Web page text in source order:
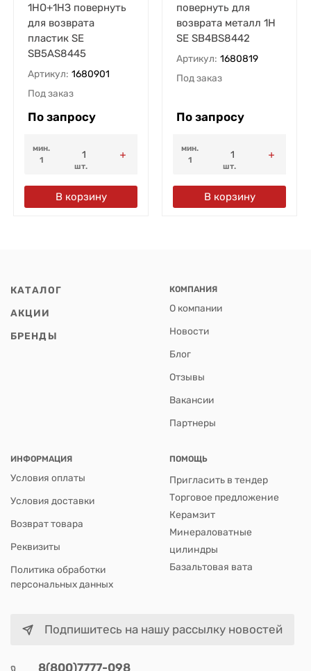
1НО+1НЗ повернуть
для возврата
пластик SE
SB5AS8445
Артикул: 1680901
Под заказ
По запросу
мин.
1
шт.
В корзину
повернуть для
возврата металл 1Н
SE SB4BS8442
Артикул: 1680819
Под заказ
По запросу
мин.
1
шт.
В корзину
КАТАЛОГ
АКЦИИ
БРЕНДЫ
КОМПАНИЯ
О компании
Новости
Блог
Отзывы
Вакансии
Партнеры
ИНФОРМАЦИЯ
Условия оплаты
Условия доставки
Возврат товара
Реквизиты
Политика обработки
персональных данных
ПОМОЩЬ
Пригласить в тендер
Торговое предложение
Керамзит
Минераловатные
цилиндры
Базальтовая вата
Подпишитесь на нашу рассылку новостей
8(800)7777-098